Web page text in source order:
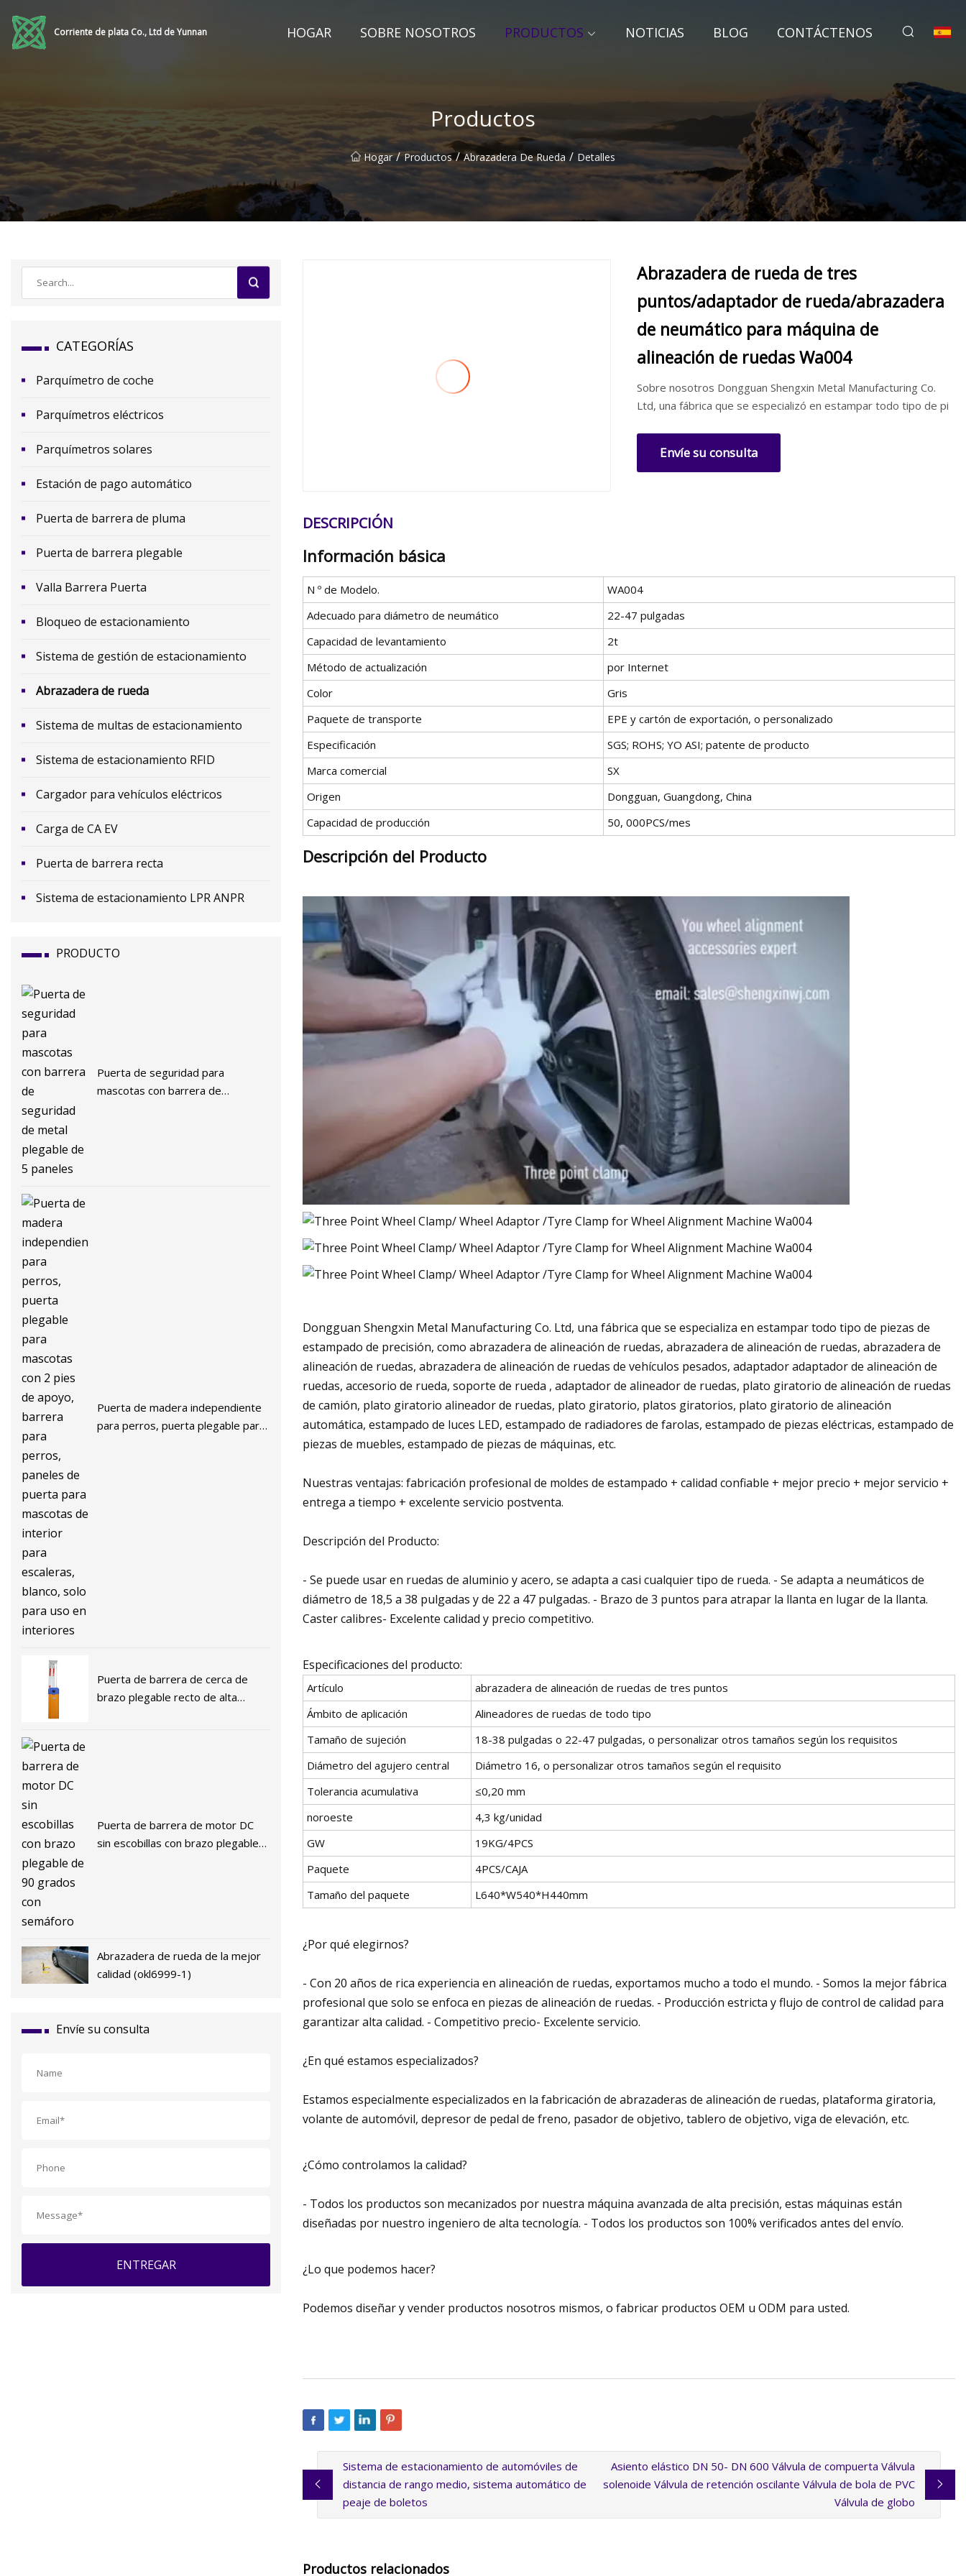
Corriente de plata Co., Ltd de Yunnan HOGAR SOBRE NOSOTROS PRODUCTOS NOTICIAS BLOG CONTÁCTENOS
Productos
Hogar / Productos / Abrazadera De Rueda / Detalles
CATEGORÍAS
Parquímetro de coche
Parquímetros eléctricos
Parquímetros solares
Estación de pago automático
Puerta de barrera de pluma
Puerta de barrera plegable
Valla Barrera Puerta
Bloqueo de estacionamiento
Sistema de gestión de estacionamiento
Abrazadera de rueda
Sistema de multas de estacionamiento
Sistema de estacionamiento RFID
Cargador para vehículos eléctricos
Carga de CA EV
Puerta de barrera recta
Sistema de estacionamiento LPR ANPR
PRODUCTO
Puerta de seguridad para
mascotas con barrera de
Puerta de madera independiente
para perros, puerta plegable para
Puerta de barrera de cerca de
brazo plegable recto de alta
Puerta de barrera de motor DC
sin escobillas con brazo plegable
Abrazadera de rueda de la mejor
calidad (okl6999-1)
Envíe su consulta
ENTREGAR
Abrazadera de rueda de tres
puntos/adaptador de rueda/abrazadera
de neumático para máquina de
alineación de ruedas Wa004
Sobre nosotros Dongguan Shengxin Metal Manufacturing Co.
Ltd, una fábrica que se especializó en estampar todo tipo de pi
Envíe su consulta
DESCRIPCIÓN
Información básica
N º de Modelo.
WA004
Adecuado para diámetro de neumático
22-47 pulgadas
Capacidad de levantamiento
2t
Método de actualización
por Internet
Color
Gris
Paquete de transporte
EPE y cartón de exportación, o personalizado
Especificación
SGS; ROHS; YO ASI; patente de producto
Marca comercial
SX
Origen
Dongguan, Guangdong, China
Capacidad de producción
50, 000PCS/mes
Descripción del Producto
Dongguan Shengxin Metal Manufacturing Co. Ltd, una fábrica que se especializa en estampar todo tipo de piezas de
estampado de precisión, como abrazadera de alineación de ruedas, abrazadera de alineación de ruedas, abrazadera de
alineación de ruedas, abrazadera de alineación de ruedas de vehículos pesados, adaptador adaptador de alineación de
ruedas, accesorio de rueda, soporte de rueda , adaptador de alineador de ruedas, plato giratorio de alineación de ruedas
de camión, plato giratorio alineador de ruedas, plato giratorio, platos giratorios, plato giratorio de alineación
automática, estampado de luces LED, estampado de radiadores de farolas, estampado de piezas eléctricas, estampado de
piezas de muebles, estampado de piezas de máquinas, etc.
Nuestras ventajas: fabricación profesional de moldes de estampado + calidad confiable + mejor precio + mejor servicio +
entrega a tiempo + excelente servicio postventa.
Descripción del Producto:
- Se puede usar en ruedas de aluminio y acero, se adapta a casi cualquier tipo de rueda. - Se adapta a neumáticos de
diámetro de 18,5 a 38 pulgadas y de 22 a 47 pulgadas. - Brazo de 3 puntos para atrapar la llanta en lugar de la llanta.
Caster calibres- Excelente calidad y precio competitivo.
Especificaciones del producto:
Artículo
abrazadera de alineación de ruedas de tres puntos
Ámbito de aplicación
Alineadores de ruedas de todo tipo
Tamaño de sujeción
18-38 pulgadas o 22-47 pulgadas, o personalizar otros tamaños según los requisitos
Diámetro del agujero central
Diámetro 16, o personalizar otros tamaños según el requisito
Tolerancia acumulativa
≤0,20 mm
noroeste
4,3 kg/unidad
GW
19KG/4PCS
Paquete
4PCS/CAJA
Tamaño del paquete
L640*W540*H440mm
¿Por qué elegirnos?
- Con 20 años de rica experiencia en alineación de ruedas, exportamos mucho a todo el mundo. - Somos la mejor fábrica
profesional que solo se enfoca en piezas de alineación de ruedas. - Producción estricta y flujo de control de calidad para
garantizar alta calidad. - Competitivo precio- Excelente servicio.
¿En qué estamos especializados?
Estamos especialmente especializados en la fabricación de abrazaderas de alineación de ruedas, plataforma giratoria,
volante de automóvil, depresor de pedal de freno, pasador de objetivo, tablero de objetivo, viga de elevación, etc.
¿Cómo controlamos la calidad?
- Todos los productos son mecanizados por nuestra máquina avanzada de alta precisión, estas máquinas están
diseñadas por nuestro ingeniero de alta tecnología. - Todos los productos son 100% verificados antes del envío.
¿Lo que podemos hacer?
Podemos diseñar y vender productos nosotros mismos, o fabricar productos OEM u ODM para usted.
Sistema de estacionamiento de automóviles de
distancia de rango medio, sistema automático de
peaje de boletos
Asiento elástico DN 50- DN 600 Válvula de compuerta Válvula
solenoide Válvula de retención oscilante Válvula de bola de PVC
Válvula de globo
Productos relacionados